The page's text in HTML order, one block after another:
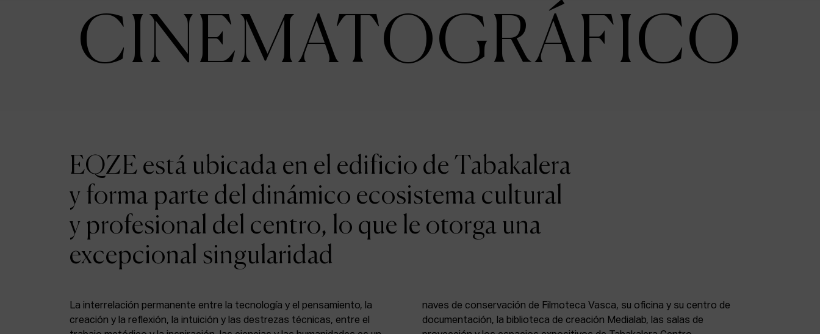
CINEMATOGRÁFICO
EQZE está ubicada en el edificio de Tabakalera
y forma parte del dinámico ecosistema cultural
y profesional del centro, lo que le otorga una
excepcional singularidad
La interrelación permanente entre la tecnología y el pensamiento, la
creación y la reflexión, la intuición y las destrezas técnicas, entre el
naves de conservación de Filmoteca Vasca, su oficina y su centro de
documentación, la biblioteca de creación Medialab, las salas de